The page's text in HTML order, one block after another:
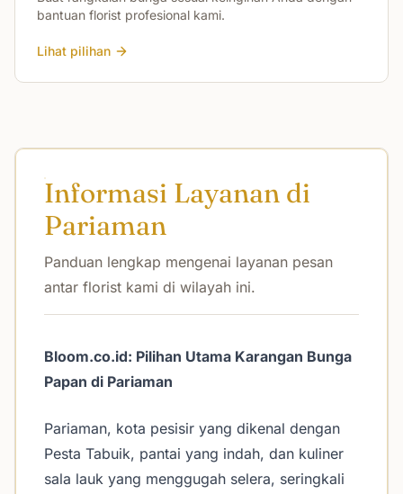
bantuan florist profesional kami.
Lihat pilihan
Informasi Layanan di
Pariaman
Panduan lengkap mengenai layanan pesan
antar florist kami di wilayah ini.
Bloom.co.id: Pilihan Utama Karangan Bunga
Papan di Pariaman
Pariaman, kota pesisir yang dikenal dengan
Pesta Tabuik, pantai yang indah, dan kuliner
sala lauk yang menggugah selera, seringkali